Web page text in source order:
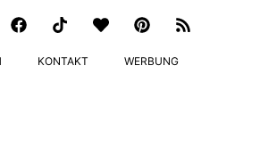
KONTAKT WERBUNG